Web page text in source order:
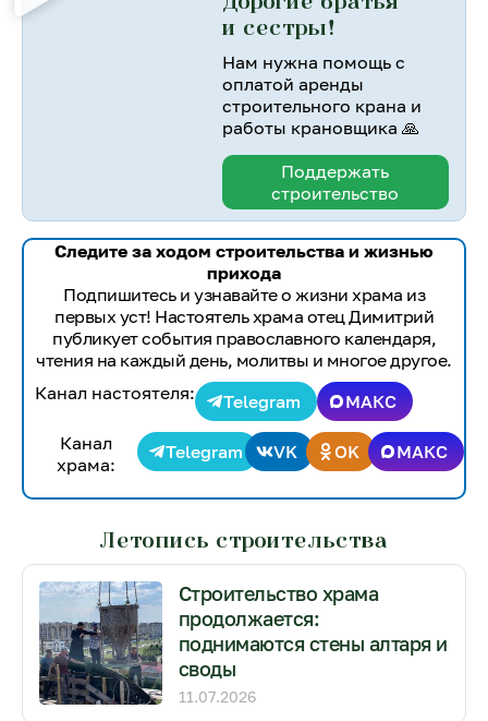
и сестры!
Нам нужна помощь с
оплатой аренды
строительного крана и
работы крановщика 🙏
Поддержать
строительство
Следите за ходом строительства и жизнью
прихода
Подпишитесь и узнавайте о жизни храма из
первых уст! Настоятель храма отец Димитрий
публикует события православного календаря,
чтения на каждый день, молитвы и многое другое.
Канал настоятеля:
Telegram
МАКС
Канал
храма:
Telegram VK OK МАКС
Летопись строительства
Строительство храма
продолжается:
поднимаются стены алтаря и
своды
11.07.2026